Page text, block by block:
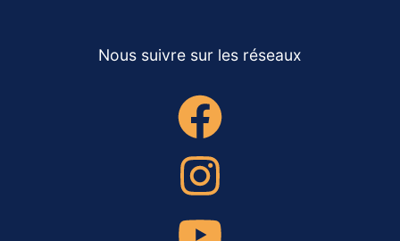
Nous suivre sur les réseaux